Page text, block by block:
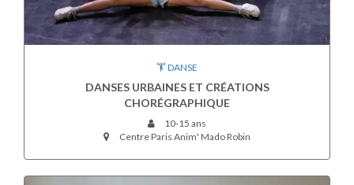
DANSE
DANSES URBAINES ET CRÉATIONS
CHORÉGRAPHIQUE
10-15 ans
Centre Paris Anim' Mado Robin